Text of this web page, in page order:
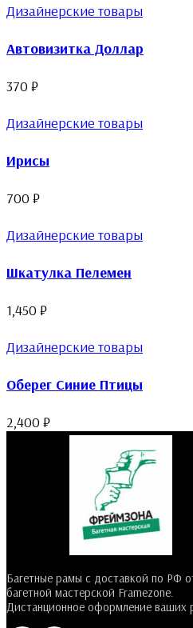
Дизайнерские товары
Автовизитка Доллар
370 ₽
Дизайнерские товары
Ирисы
700 ₽
Дизайнерские товары
Шкатулка Пелемен
1,450 ₽
Дизайнерские товары
Оберег Синие Птицы
2,400 ₽
Багетные рамы с доставкой по РФ
багетной мастерской Framezone.
Дистанционное оформление ваших